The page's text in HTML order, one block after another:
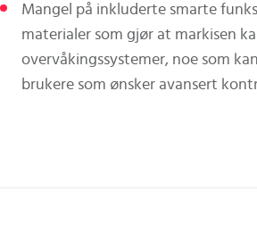
Mangel på inkluderte smarte
materialer som gjør at markisen
overvåkingssystemer, noe som
brukere som ønsker avansert